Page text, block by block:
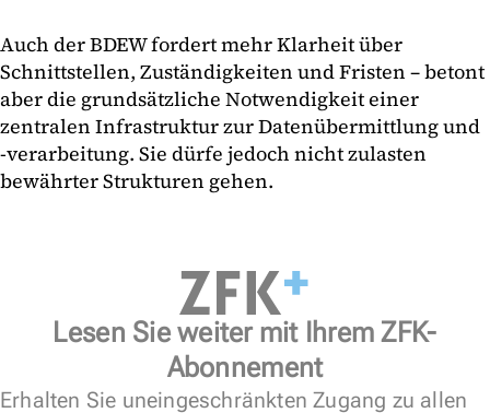
Auch der BDEW fordert mehr Klarheit über
Schnittstellen, Zuständigkeiten und Fristen – betont
aber die grundsätzliche Notwendigkeit einer
zentralen Infrastruktur zur Datenübermittlung und
-verarbeitung. Sie dürfe jedoch nicht zulasten
bewährter Strukturen gehen.
Lesen Sie weiter mit Ihrem ZFK-
Abonnement
Erhalten Sie uneingeschränkten Zugang zu allen